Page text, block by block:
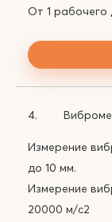
От 1 рабочего
4.
Измерение
до 10 мм.
Измерение
20000 м/с2